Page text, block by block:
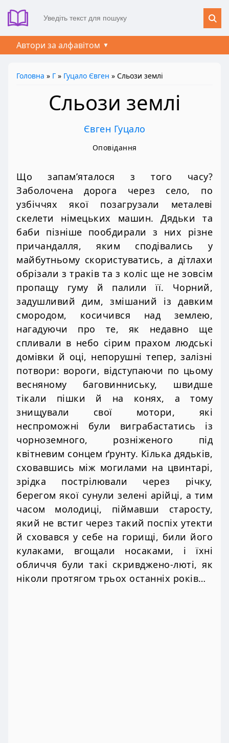
Автори за алфавітом
Головна » Г » Гуцало Євген » Сльози землі
Сльози землі
Євген Гуцало
Оповідання
Що запам’яталося з того часу?
Заболочена дорога через село, по
узбіччях якої позагрузали металеві
скелети німецьких машин. Дядьки та
баби пізніше пообдирали з них різне
причандалля, яким сподівались у
майбутньому скористуватись, а дітлахи
обрізали з траків та з коліс ще не зовсім
пропащу гуму й палили її. Чорний,
задушливий дим, змішаний із давким
смородом, косичився над землею,
нагадуючи про те, як недавно ще
спливали в небо сірим прахом людські
домівки й оці, непорушні тепер, залізні
потвори: вороги, відступаючи по цьому
весняному баговинниську, швидше
тікали пішки й на конях, а тому
знищували свої мотори, які
неспроможні були виграбастатись із
чорноземного, розніженого під
квітневим сонцем ґрунту. Кілька дядьків,
сховавшись між могилами на цвинтарі,
зрідка пострілювали через річку,
берегом якої сунули зелені арійці, а тим
часом молодиці, піймавши старосту,
який не встиг через такий поспіх утекти
й сховався у себе на горищі, били його
кулаками, вгощали носаками, і їхні
обличчя були такі скривджено-люті, як
ніколи протягом трьох останніх років…